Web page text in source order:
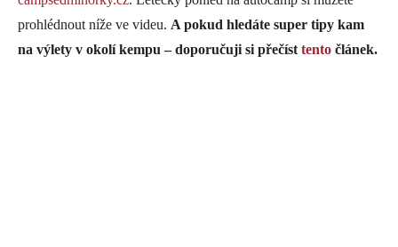
prohlédnout níže ve videu. A pokud hledáte super tipy kam
na výlety v okolí kempu – doporučuji si přečíst tento článek.